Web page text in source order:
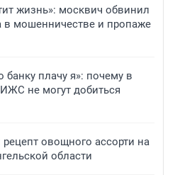
жизнь»: москвич обвинил
в мошенничестве и пропаже
плачу я»: почему в
не могут добиться
овощного ассорти на
области